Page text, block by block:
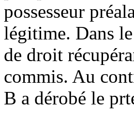
possesseur
légitime. Dans
de droit
commis. Au
B a dérobé le